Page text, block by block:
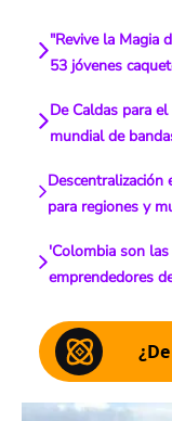
"Revive la Magia
53 jóvenes
De Caldas para
mundial de
Descentralización
para regiones y
'Colombia son
emprendedores